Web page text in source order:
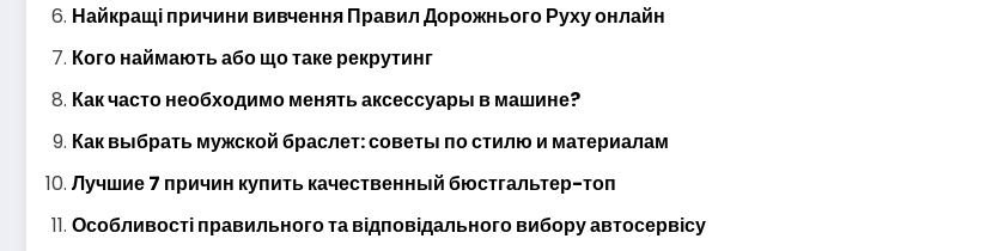
Найкращі причини вивчення Правил Дорожнього Руху онлайн
Кого наймають або що таке рекрутинг
Как часто необходимо менять аксессуары в машине?
Как выбрать мужской браслет: советы по стилю и материалам
Лучшие 7 причин купить качественный бюстгальтер-топ
Особливості правильного та відповідального вибору автосервісу